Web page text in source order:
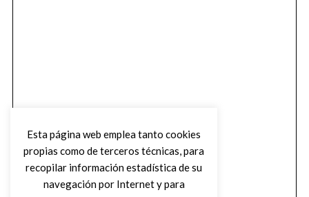
Esta página web emplea tanto cookies
propias como de terceros técnicas, para
recopilar información estadística de su
navegación por Internet y para